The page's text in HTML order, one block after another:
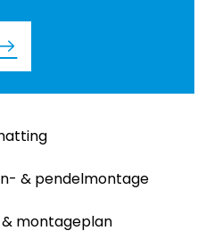
& pendelmontage
montageplan